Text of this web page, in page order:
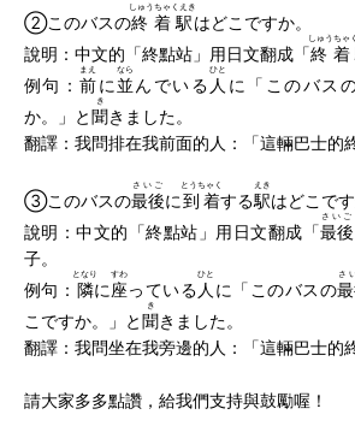
②このバスの終着駅
しゅうちゃくえき
はどこですか。
說明：中文的「終點站」用日文翻成「終着
しゅうちゃ
例句： 前
まえ
に 並
なら
んでいる 人
ひと
に「このバス
か。」と聞
き
きました。
翻譯：我問排在我前面的人：「這輛巴士的
③このバスの最後
さいご
に到着
とうちゃく
する駅
えき
はどこで
說明：中文的「終點站」用日文翻成「最後
さいご
子。
例句： 隣
となり
に座
すわ
っている 人
ひと
に「このバスの
さ
こですか。」と聞
き
きました。
翻譯：我問坐在我旁邊的人：「這輛巴士的
請大家多多點讚，給我們支持與鼓勵喔！